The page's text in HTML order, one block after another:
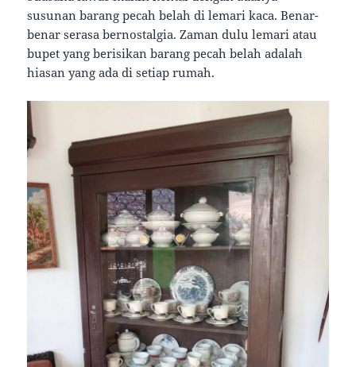
susunan barang pecah belah di lemari kaca. Benar-
benar serasa bernostalgia. Zaman dulu lemari atau
bupet yang berisikan barang pecah belah adalah
hiasan yang ada di setiap rumah.